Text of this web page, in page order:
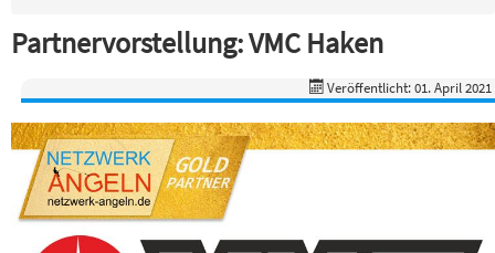
Partnervorstellung: VMC Haken
Veröffentlicht: 01. April 2021